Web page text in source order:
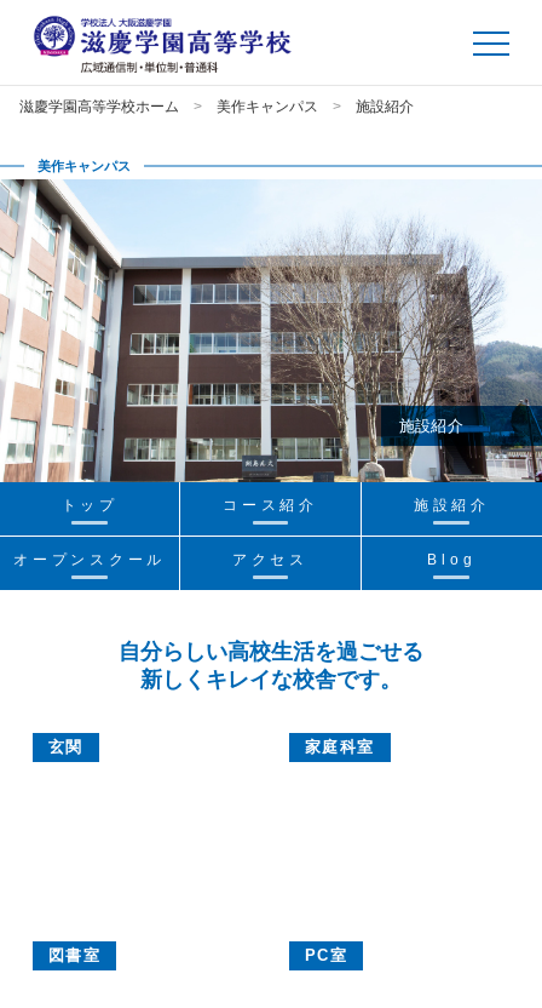
滋慶学園高等学校ホーム 美作キャンパス 施設紹介
美作キャンパス
施設紹介
トップ コース紹介 施設紹介
オープンスクール アクセス Blog
自分らしい高校生活を過ごせる
新しくキレイな校舎です。
玄関 家庭科室
図書室 PC室